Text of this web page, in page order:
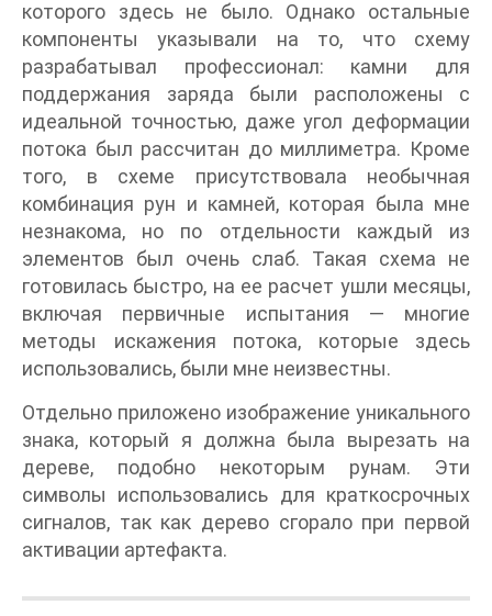
которого здесь не было. Однако остальные
компоненты указывали на то, что схему
разрабатывал профессионал: камни для
поддержания заряда были расположены с
идеальной точностью, даже угол деформации
потока был рассчитан до миллиметра. Кроме
того, в схеме присутствовала необычная
комбинация рун и камней, которая была мне
незнакома, но по отдельности каждый из
элементов был очень слаб. Такая схема не
готовилась быстро, на ее расчет ушли месяцы,
включая первичные испытания — многие
методы искажения потока, которые здесь
использовались, были мне неизвестны.
Отдельно приложено изображение уникального
знака, который я должна была вырезать на
дереве, подобно некоторым рунам. Эти
символы использовались для краткосрочных
сигналов, так как дерево сгорало при первой
активации артефакта.